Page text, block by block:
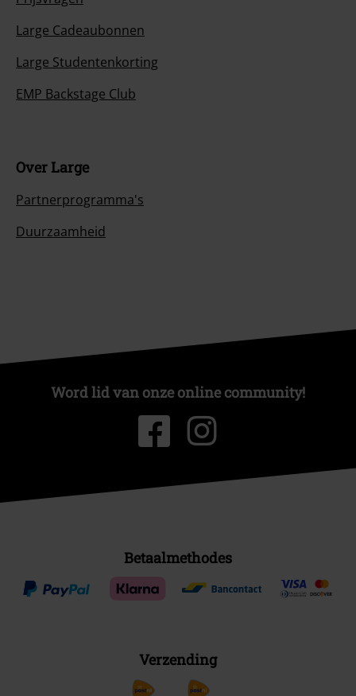
Large Cadeaubonnen
Large Studentenkorting
EMP Backstage Club
Over Large
Partnerprogramma's
Duurzaamheid
Word lid van onze online community!
Betaalmethodes
Verzending